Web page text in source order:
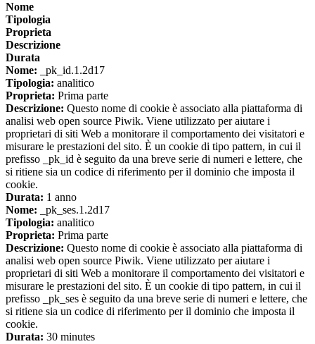
Nome
Tipologia
Proprieta
Descrizione
Durata
Nome: _pk_id.1.2d17
Tipologia: analitico
Proprieta: Prima parte
Descrizione: Questo nome di cookie è associato alla piattaforma di
analisi web open source Piwik. Viene utilizzato per aiutare i
proprietari di siti Web a monitorare il comportamento dei visitatori e
misurare le prestazioni del sito. È un cookie di tipo pattern, in cui il
prefisso _pk_id è seguito da una breve serie di numeri e lettere, che
si ritiene sia un codice di riferimento per il dominio che imposta il
cookie.
Durata: 1 anno
Nome: _pk_ses.1.2d17
Tipologia: analitico
Proprieta: Prima parte
Descrizione: Questo nome di cookie è associato alla piattaforma di
analisi web open source Piwik. Viene utilizzato per aiutare i
proprietari di siti Web a monitorare il comportamento dei visitatori e
misurare le prestazioni del sito. È un cookie di tipo pattern, in cui il
prefisso _pk_ses è seguito da una breve serie di numeri e lettere, che
si ritiene sia un codice di riferimento per il dominio che imposta il
cookie.
Durata: 30 minutes